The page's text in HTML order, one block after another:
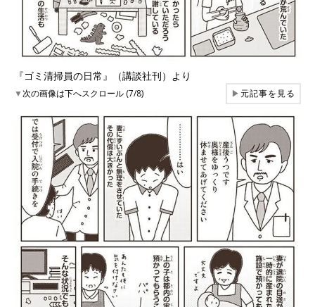
『ゴミ清掃員の日常』（講談社刊）より
▼次の画像は下へスクロール (7/8) ▶元記事を見る